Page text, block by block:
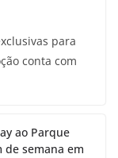
para
conta com
ao Parque
de semana em